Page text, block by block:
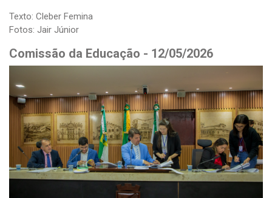
Texto: Cleber Femina
Fotos: Jair Júnior
Comissão da Educação - 12/05/2026